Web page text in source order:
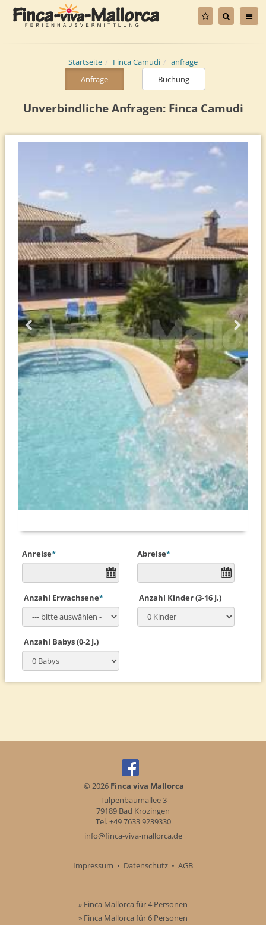
Startseite Finca Camudi
anfrage
Anfrage
Buchung
Unverbindliche Anfragen: Finca Camudi
Anreise* Abreise*
Anzahl Erwachsene* Anzahl Kinder (3-16 J.)
Anzahl Babys (0-2 J.)
© 2026 Finca viva Mallorca
Tulpenbaumallee 3
79189 Bad Krozingen
Tel. +49 7633 9239330
info@finca-viva-mallorca.de
Impressum • Datenschutz • AGB
» Finca Mallorca für 4 Personen
» Finca Mallorca für 6 Personen